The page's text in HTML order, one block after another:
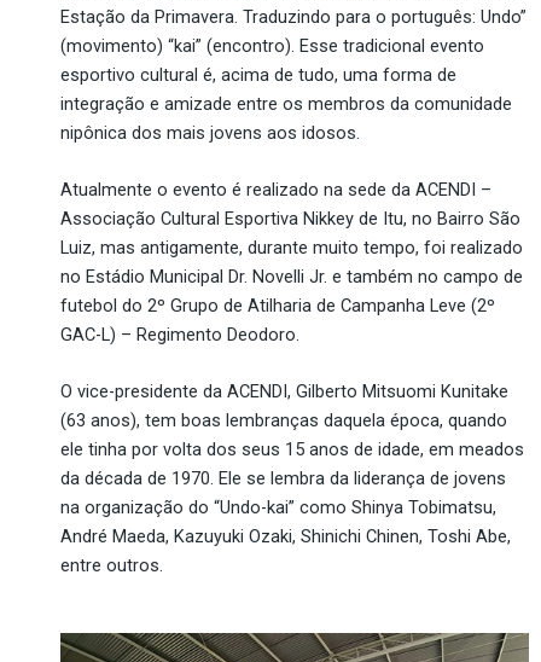
Estação da Primavera. Traduzindo para o português: Undo”
(movimento) “kai” (encontro). Esse tradicional evento
esportivo cultural é, acima de tudo, uma forma de
integração e amizade entre os membros da comunidade
nipônica dos mais jovens aos idosos.
Atualmente o evento é realizado na sede da ACENDI –
Associação Cultural Esportiva Nikkey de Itu, no Bairro São
Luiz, mas antigamente, durante muito tempo, foi realizado
no Estádio Municipal Dr. Novelli Jr. e também no campo de
futebol do 2º Grupo de Atilharia de Campanha Leve (2º
GAC-L) – Regimento Deodoro.
O vice-presidente da ACENDI, Gilberto Mitsuomi Kunitake
(63 anos), tem boas lembranças daquela época, quando
ele tinha por volta dos seus 15 anos de idade, em meados
da década de 1970. Ele se lembra da liderança de jovens
na organização do “Undo-kai” como Shinya Tobimatsu,
André Maeda, Kazuyuki Ozaki, Shinichi Chinen, Toshi Abe,
entre outros.